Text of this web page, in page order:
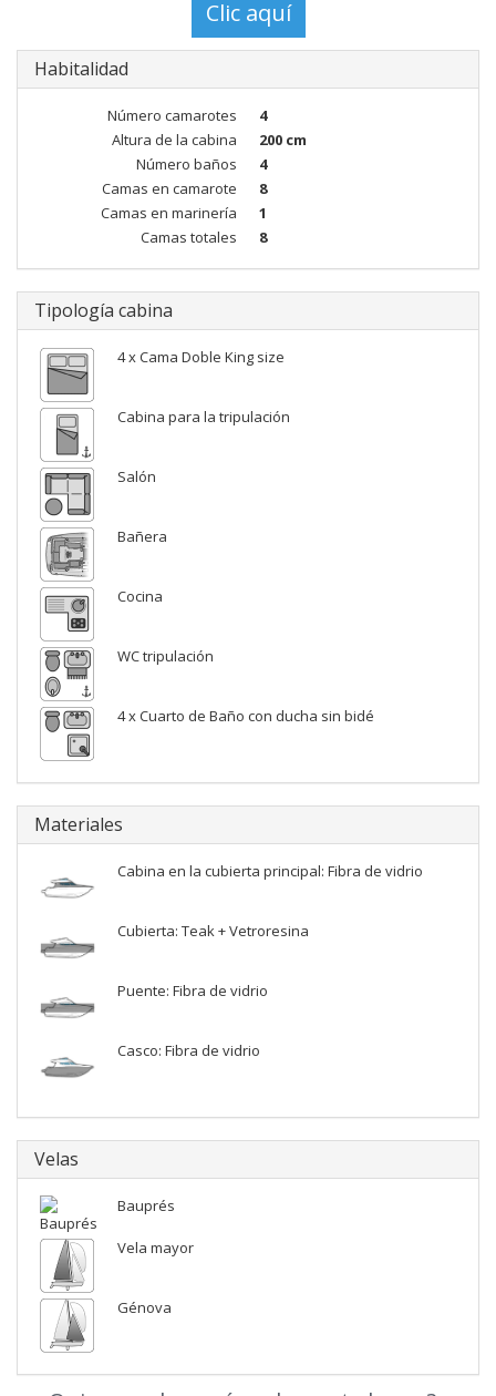
Habitalidad
Número camarotes
4
Altura de la cabina
200 cm
Número baños
4
Camas en camarote
8
Camas en marinería
1
Camas totales
8
Tipología cabina
4 x Cama Doble King size
Cabina para la tripulación
Salón
Bañera
Cocina
WC tripulación
4 x Cuarto de Baño con ducha sin bidé
Materiales
Cabina en la cubierta principal: Fibra de vidrio
Cubierta: Teak + Vetroresina
Puente: Fibra de vidrio
Casco: Fibra de vidrio
Velas
Bauprés
Vela mayor
Génova